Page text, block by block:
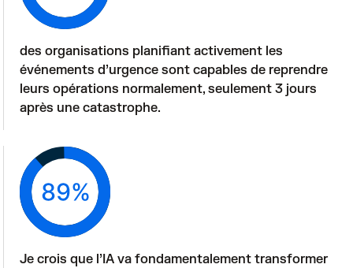
des organisations planifiant activement les
événements d’urgence sont capables de reprendre
leurs opérations normalement, seulement 3 jours
après une catastrophe.
Je crois que l’IA va fondamentalement transformer